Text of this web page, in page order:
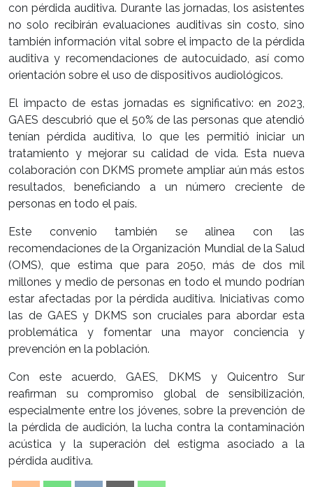
con pérdida auditiva. Durante las jornadas, los asistentes
no solo recibirán evaluaciones auditivas sin costo, sino
también información vital sobre el impacto de la pérdida
auditiva y recomendaciones de autocuidado, así como
orientación sobre el uso de dispositivos audiológicos.
El impacto de estas jornadas es significativo: en 2023,
GAES descubrió que el 50% de las personas que atendió
tenían pérdida auditiva, lo que les permitió iniciar un
tratamiento y mejorar su calidad de vida. Esta nueva
colaboración con DKMS promete ampliar aún más estos
resultados, beneficiando a un número creciente de
personas en todo el país.
Este convenio también se alinea con las
recomendaciones de la Organización Mundial de la Salud
(OMS), que estima que para 2050, más de dos mil
millones y medio de personas en todo el mundo podrían
estar afectadas por la pérdida auditiva. Iniciativas como
las de GAES y DKMS son cruciales para abordar esta
problemática y fomentar una mayor conciencia y
prevención en la población.
Con este acuerdo, GAES, DKMS y Quicentro Sur
reafirman su compromiso global de sensibilización,
especialmente entre los jóvenes, sobre la prevención de
la pérdida de audición, la lucha contra la contaminación
acústica y la superación del estigma asociado a la
pérdida auditiva.